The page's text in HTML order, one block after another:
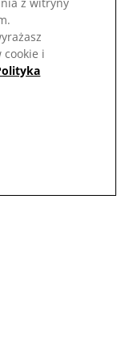
cookie i